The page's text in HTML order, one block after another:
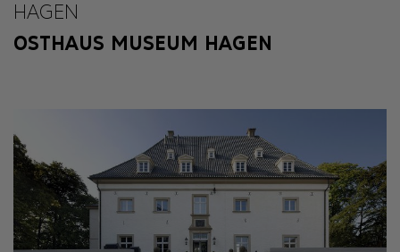
HAGEN
OSTHAUS MUSEUM HAGEN